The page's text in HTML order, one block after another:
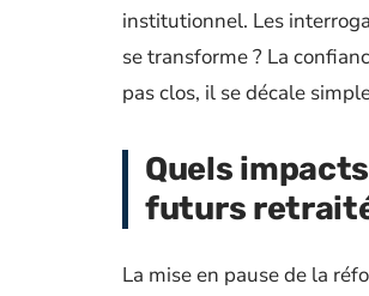
institutionnel. Les
se transforme ? La
pas clos, il se décale
Quels
futurs
La mise en pause de la